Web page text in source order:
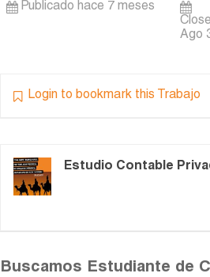
Publicado hace 7 meses
Ago
Login to bookmark this Trabajo
Estudio Contable
Buscamos Estudiante de